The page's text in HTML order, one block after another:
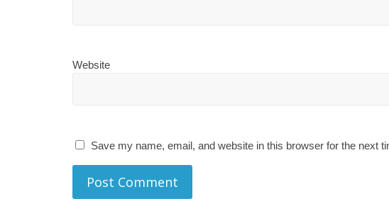
Website
Save my name, email, and website in this browser for the next